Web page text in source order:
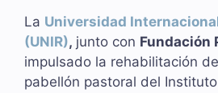
La Universidad
(UNIR), junto con Fundación
impulsado la rehabilitación
pabellón pastoral del